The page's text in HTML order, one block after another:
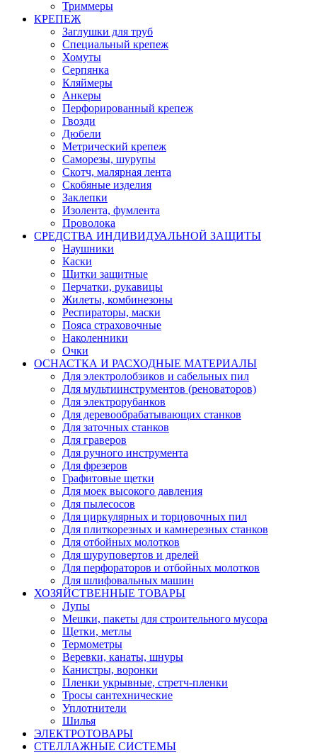
Триммеры
КРЕПЕЖ
Заглушки для труб
Специальный крепеж
Хомуты
Серпянка
Кляймеры
Анкеры
Перфорированный крепеж
Гвозди
Дюбели
Метрический крепеж
Саморезы, шурупы
Скотч, малярная лента
Скобяные изделия
Заклепки
Изолента, фумлента
Проволока
СРЕДСТВА ИНДИВИДУАЛЬНОЙ ЗАЩИТЫ
Наушники
Каски
Щитки защитные
Перчатки, рукавицы
Жилеты, комбинезоны
Респираторы, маски
Пояса страховочные
Наколенники
Очки
ОСНАСТКА И РАСХОДНЫЕ МАТЕРИАЛЫ
Для электролобзиков и сабельных пил
Для мультиинструментов (реноваторов)
Для электрорубанков
Для деревообрабатывающих станков
Для заточных станков
Для граверов
Для ручного инструмента
Для фрезеров
Графитовые щетки
Для моек высокого давления
Для пылесосов
Для циркулярных и торцовочных пил
Для плиткорезных и камнерезных станков
Для отбойных молотков
Для шуруповертов и дрелей
Для перфораторов и отбойных молотков
Для шлифовальных машин
ХОЗЯЙСТВЕННЫЕ ТОВАРЫ
Лупы
Мешки, пакеты для строительного мусора
Щетки, метлы
Термометры
Веревки, канаты, шнуры
Канистры, воронки
Пленки укрывные, стретч-пленки
Тросы сантехнические
Уплотнители
Шилья
ЭЛЕКТРОТОВАРЫ
СТЕЛЛАЖНЫЕ СИСТЕМЫ